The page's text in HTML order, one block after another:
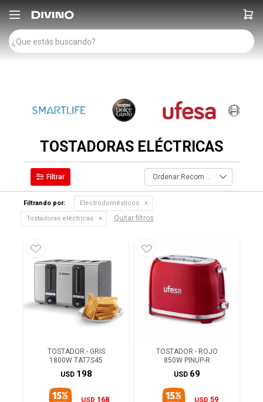

TOSTADORAS ELÉCTRICAS
Recomendados
Filtrando por:
Electrodomésticos
Tostadoras eléctricas
Quitar filtros
TOSTADOR - GRIS
1800W TAT7S45
USD 198
USD 168
TOSTADOR - ROJO
850W PINUP-R
USD 69
USD 59